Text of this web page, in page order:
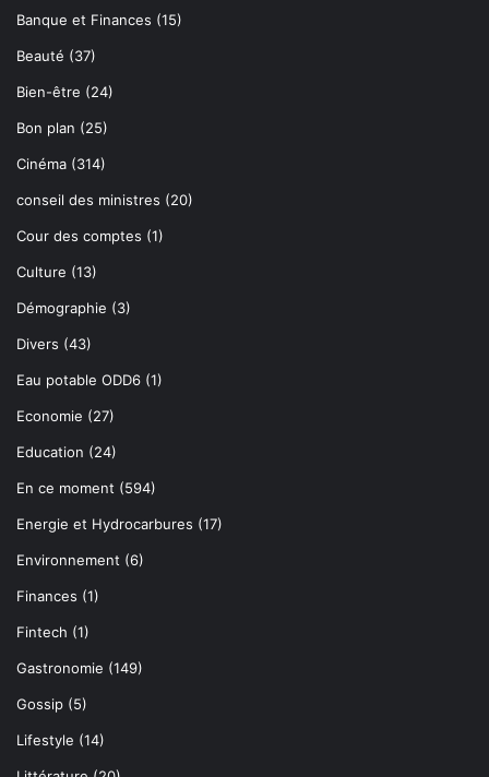
Banque et Finances (15)
Beauté (37)
Bien-être (24)
Bon plan (25)
Cinéma (314)
conseil des ministres (20)
Cour des comptes (1)
Culture (13)
Démographie (3)
Divers (43)
Eau potable ODD6 (1)
Economie (27)
Education (24)
En ce moment (594)
Energie et Hydrocarbures (17)
Environnement (6)
Finances (1)
Fintech (1)
Gastronomie (149)
Gossip (5)
Lifestyle (14)